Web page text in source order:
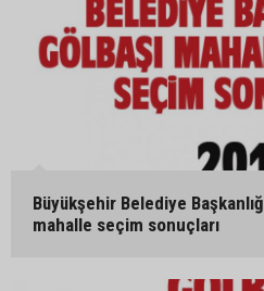
Büyükşehir Belediye
mahalle seçim sonuçları